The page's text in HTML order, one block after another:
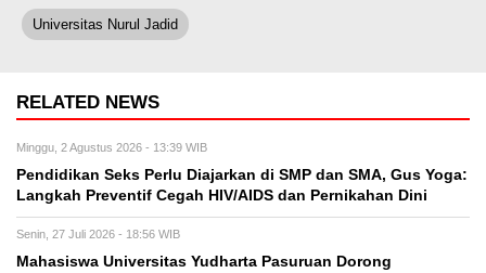
Universitas Nurul Jadid
RELATED NEWS
Minggu, 2 Agustus 2026 - 13:39 WIB
Pendidikan Seks Perlu Diajarkan di SMP dan SMA, Gus Yoga:
Langkah Preventif Cegah HIV/AIDS dan Pernikahan Dini
Senin, 27 Juli 2026 - 18:56 WIB
Mahasiswa Universitas Yudharta Pasuruan Dorong